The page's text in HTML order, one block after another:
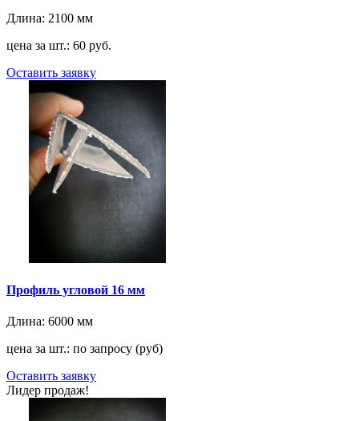
Длина: 2100 мм
цена за шт.: 60 руб.
Оставить заявку
Профиль угловой 16 мм
Длина: 6000 мм
цена за шт.: по запросу (руб)
Оставить заявку
Лидер продаж!